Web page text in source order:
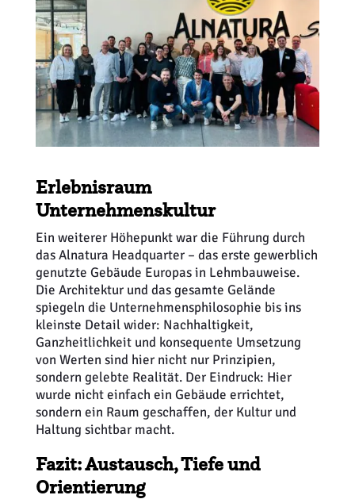
Erlebnisraum
Unternehmenskultur
Ein weiterer Höhepunkt war die Führung durch
das Alnatura Headquarter – das erste gewerblich
genutzte Gebäude Europas in Lehmbauweise.
Die Architektur und das gesamte Gelände
spiegeln die Unternehmensphilosophie bis ins
kleinste Detail wider: Nachhaltigkeit,
Ganzheitlichkeit und konsequente Umsetzung
von Werten sind hier nicht nur Prinzipien,
sondern gelebte Realität. Der Eindruck: Hier
wurde nicht einfach ein Gebäude errichtet,
sondern ein Raum geschaffen, der Kultur und
Haltung sichtbar macht.
Fazit: Austausch, Tiefe und
Orientierung